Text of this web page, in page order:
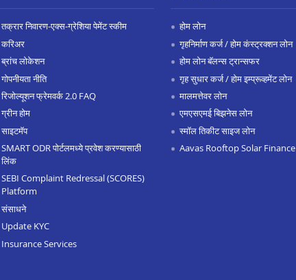
तक्रार निवारण-एक्स-ग्रेशिया पेमेंट स्कीम
करिअर
ब्रांच लोकेशन
गोपनीयता नीति
रिजोल्यूशन फ्रेमवर्क 2.0 FAQ
ग्रीन होम
साइटमॅप
SMART ODR पोर्टलमध्ये प्रवेश करण्यासाठी
लिंक
SEBI Complaint Redressal (SCORES)
Platform
संसाधने
Update KYC
Insurance Services
होम लोन
गृहनिर्माण कर्ज / होम कंस्ट्रक्शन लोन
होम लोन बॅलन्स ट्रान्सफर
गृह सुधार कर्ज / होम इम्प्रूव्हमेंट लोन
मालमत्तेवर लोन
एमएसएमई बिझनेस लोन
स्मॉल तिकीट साइज लोन
Aavas Rooftop Solar Finance